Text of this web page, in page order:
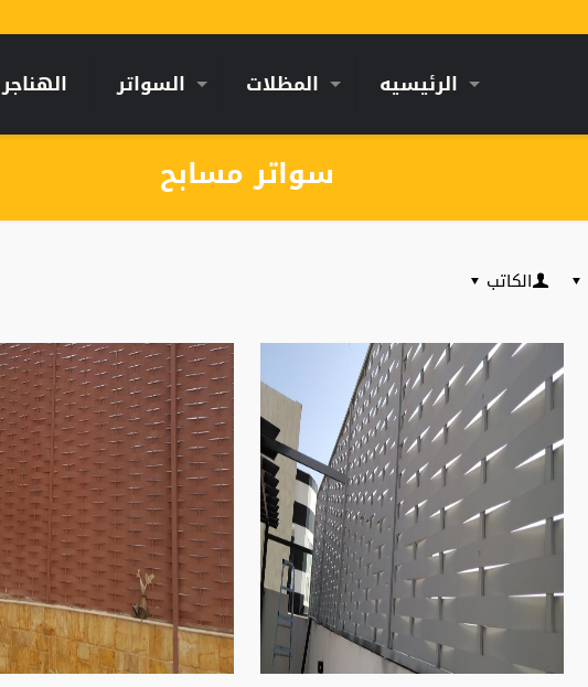
الرئيسيه المظلات السواتر الهناجر
سواتر مسابح
الكاتب